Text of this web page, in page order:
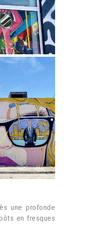
une profonde
en fresques